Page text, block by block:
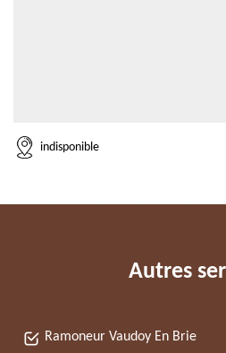
indisponible
Autres
Ramoneur Vaudoy En Brie